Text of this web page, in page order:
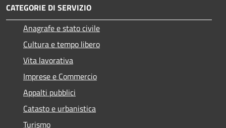
CATEGORIE DI SERVIZIO
Anagrafe e stato civile
Cultura e tempo libero
Vita lavorativa
Imprese e Commercio
Appalti pubblici
Catasto e urbanistica
Turismo